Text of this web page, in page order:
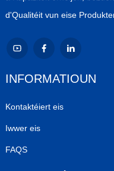
d'Qualitéit vun eise
INFORMATIOUN
Kontaktéiert eis
Iwwer eis
FAQS